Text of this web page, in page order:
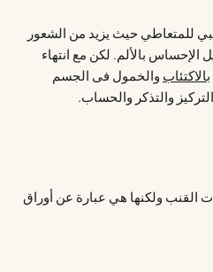
للمتعاطي حيث يزيد من الشعور
بالألم. لكن مع انتهاء
بالاكتئاب والخمول فى الجسم
والتذكر والحساب.
القنب ولكنها هي عبارة عن أوراق